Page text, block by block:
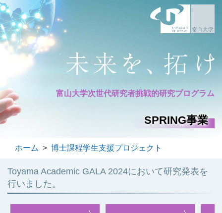
富山大学次世代研究者挑戦的研究プログラム
SPRING事業
ホーム > 博士課程学生支援プロジェクト
Toyama Academic GALA 2024において研究発表を
行いました。